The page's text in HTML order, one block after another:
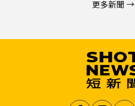
更多新聞 →